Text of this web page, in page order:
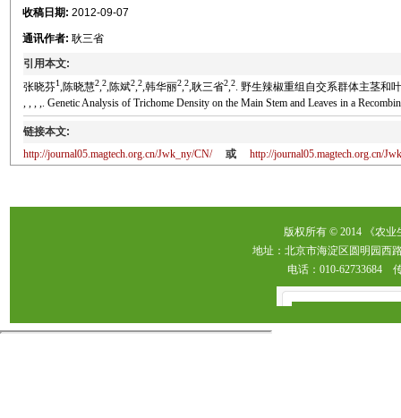
收稿日期: 2012-09-07
通讯作者: 耿三省
引用本文:
张晓芬1,陈晓慧2,2,陈斌2,2,韩华丽2,2,耿三省2,2. 野生辣椒重组自交系群体主茎和
, , , ,. Genetic Analysis of Trichome Density on the Main Stem and Leaves in a
链接本文:
http://journal05.magtech.org.cn/Jwk_ny/CN/
或 http://journal05.magtech.org.cn/
版权所有 © 2014 《农
地址：北京市海淀区圆明园西
电话：010-62733684